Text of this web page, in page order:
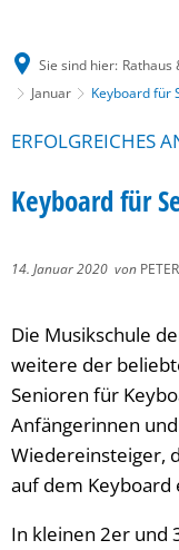
Sie sind hier: Rathaus
Januar
Keyboard für
ERFOLGREICHES
Keyboard für
14. Januar 2020 von
Die Musikschule
weitere der
Senioren für
Anfängerinnen
Wiedereinsteiger,
auf dem
In kleinen 2er und